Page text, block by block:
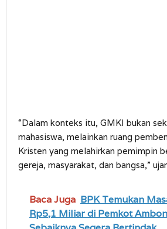
“Dalam konteks itu, GMKI bukan
mahasiswa, melainkan ruang
Kristen yang melahirkan pemimpin
gereja, masyarakat, dan bangsa,”
Baca Juga BPK Temukan
Rp5,1 Miliar di Pemkot